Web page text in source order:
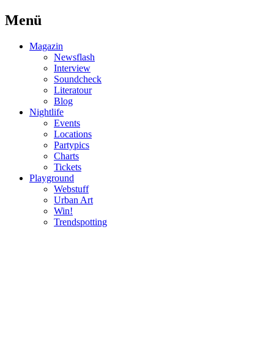
Menü
Magazin
Newsflash
Interview
Soundcheck
Literatour
Blog
Nightlife
Events
Locations
Partypics
Charts
Tickets
Playground
Webstuff
Urban Art
Win!
Trendspotting